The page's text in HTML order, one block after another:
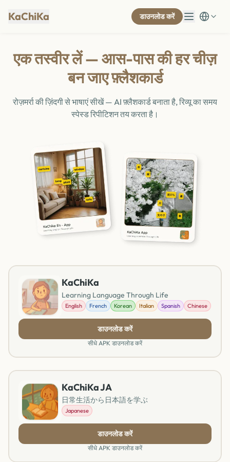
KaChiKa डाउनलोड करें
एक तस्वीर लें — आस-पास की हर चीज़
बन जाए फ़्लैशकार्ड
रोज़मर्रा की ज़िंदगी से भाषाएं सीखें — AI फ़्लैशकार्ड बनाता है, रिव्यू का समय
स्पेस्ड रिपीटिशन तय करता है।
KaChiKa
Learning Language Through Life
English French Korean Italian Spanish Chinese
डाउनलोड करें
सीधे APK डाउनलोड करें
KaChiKa JA
日常生活から日本語を学ぶ
Japanese
डाउनलोड करें
सीधे APK डाउनलोड करें